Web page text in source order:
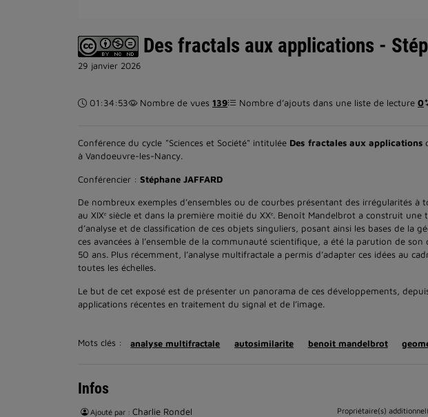
Des fractals aux applications -
29 janvier 2026
Durée :
01:34:53 Nombre de vues 139 Nombre d’ajouts dans une liste de lecture 0
Conférence du cycle "Sciences et Société" intitulée Des fractales aux applications
à Vandoeuvre-les-Nancy.
Conférencier : Stéphane JAFFARD
De nombreux exemples d’ensembles ou de courbes présentant des irrégularités
au XIXᵉ siècle et dans la première moitié du XXᵉ. Benoît Mandelbrot a construit
d’analyse et de classification de ces objets singuliers, posant ainsi les bases de la
ces avancées à l’ensemble de la communauté scientifique, a été la parution de son
50 ans. Plus récemment, l’analyse multifractale a permis d’adapter ces idées au
toutes les échelles.
Le but de cet exposé est de présenter un panorama de ces développements,
applications récentes en traitement du signal et de l’image.
Mots clés : analyse multifractale autosimilarite benoit mandelbrot
Infos
Ajouté par : Charlie Rondel Propriétaire(s)